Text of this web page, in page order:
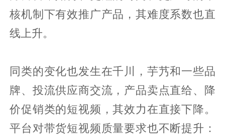
核机制下有效推广产品，其难度系数也直
线上升。
同类的变化也发生在千川，芋艿和一些品
牌、投流供应商交流，产品卖点直给、降
价促销类的短视频，其效力在直接下降。
平台对带货短视频质量要求也不断提升：